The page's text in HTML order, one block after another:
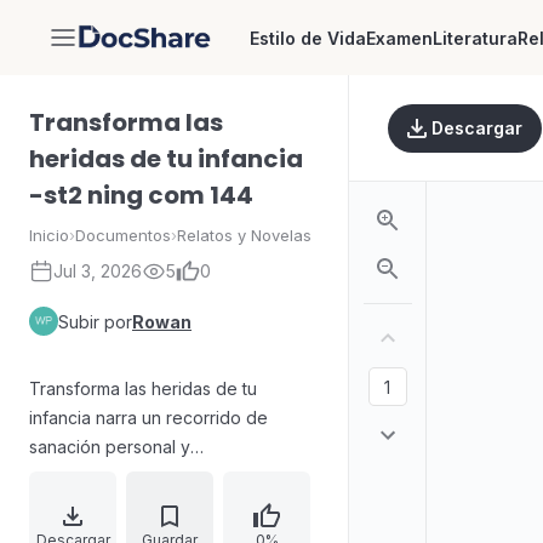
DocShare Estilo de VidaExamenLiteratura
Transforma las
heridas de tu infancia
-st2 ning com 144
Inicio›Documentos›Relatos y Novelas
Jul 3, 2026 5 0
Subir porRowan
Transforma las heridas de tu
infancia narra un recorrido de
sanación personal y
reconocer cómo las experiencias
vividas durante la infancia,
Descargar Guardar 0%
Descargar